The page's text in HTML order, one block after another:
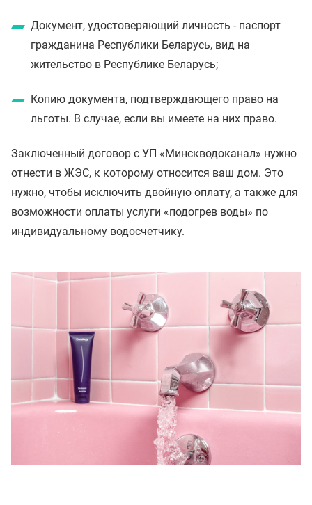
Документ, удостоверяющий личность - паспорт
гражданина Республики Беларусь, вид на
жительство в Республике Беларусь;
Копию документа, подтверждающего право на
льготы. В случае, если вы имеете на них право.
Заключенный договор с УП «Минскводоканал» нужно
отнести в ЖЭС, к которому относится ваш дом. Это
нужно, чтобы исключить двойную оплату, а также для
возможности оплаты услуги «подогрев воды» по
индивидуальному водосчетчику.